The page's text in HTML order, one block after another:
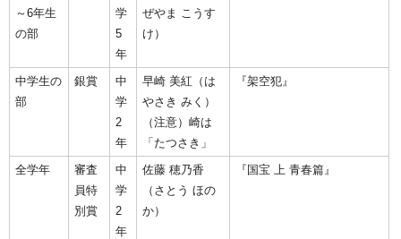
～6年生
の部
学
5
年
ぜやま こうす
け）
中学生の
部
銀賞
中
学
2
年
早崎 美紅（は
やさき みく）
（注意）崎は
「たつさき」
『架空犯』
全学年
審査
員特
別賞
中
学
2
年
佐藤 穂乃香
（さとう ほの
か）
『国宝 上 青春篇』